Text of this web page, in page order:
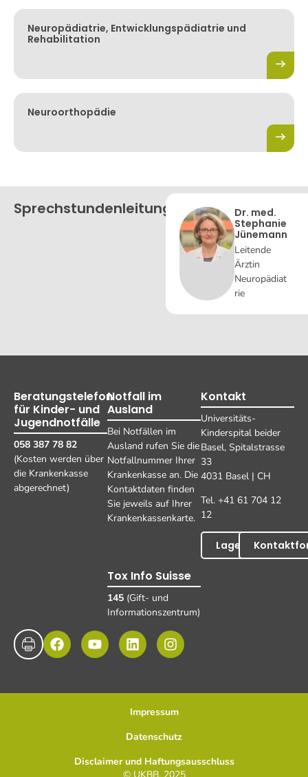
Neuropädiatrie, Entwicklungspädiatrie und
Rehabilitation
Neuroorthopädie
Sprechstundenleitung
Dr. med.
Stephanie
Jünemann
Leitende
Ärztin
Neuropädiat
rie
Beratungstelefon
für Kinder- und
Jugendnotfälle
058 387 78 82
(Kosten werden über
die Krankenkasse
abgerechnet)
Notfall im
Ausland
Bei Notfällen im
Ausland rufen Sie die
Notfallnummer Ihrer
Krankenkasse an. Die
Kontaktdaten finden
Sie jeweils auf Ihrer
Krankenkassenkarte.
Tox Info Suisse
145 (Gift- und
Informationszentrum)
Kontakt
Universitäts-
Kinderspital beider
Basel, Spitalstrasse
33
4031 Basel | CH
Tel. +41 61 704 12
12
Lageplan
Impressum
Datenschutz
Disclaimer und Haftungsausschluss